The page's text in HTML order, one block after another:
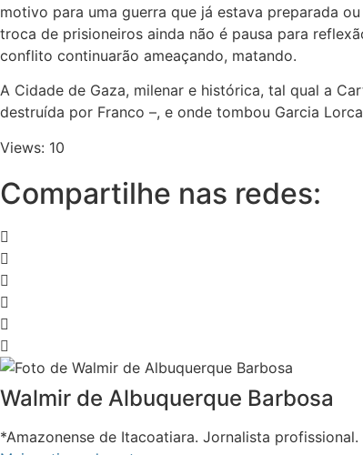
motivo para uma guerra que já estava preparada
troca de prisioneiros ainda não é pausa para
conflito continuarão ameaçando, matando.
A Cidade de Gaza, milenar e histórica, tal qual a
destruída por Franco –, e onde tombou Garcia
Views: 10
Compartilhe nas redes:
Walmir de Albuquerque Barbosa
*Amazonense de Itacoatiara. Jornalista